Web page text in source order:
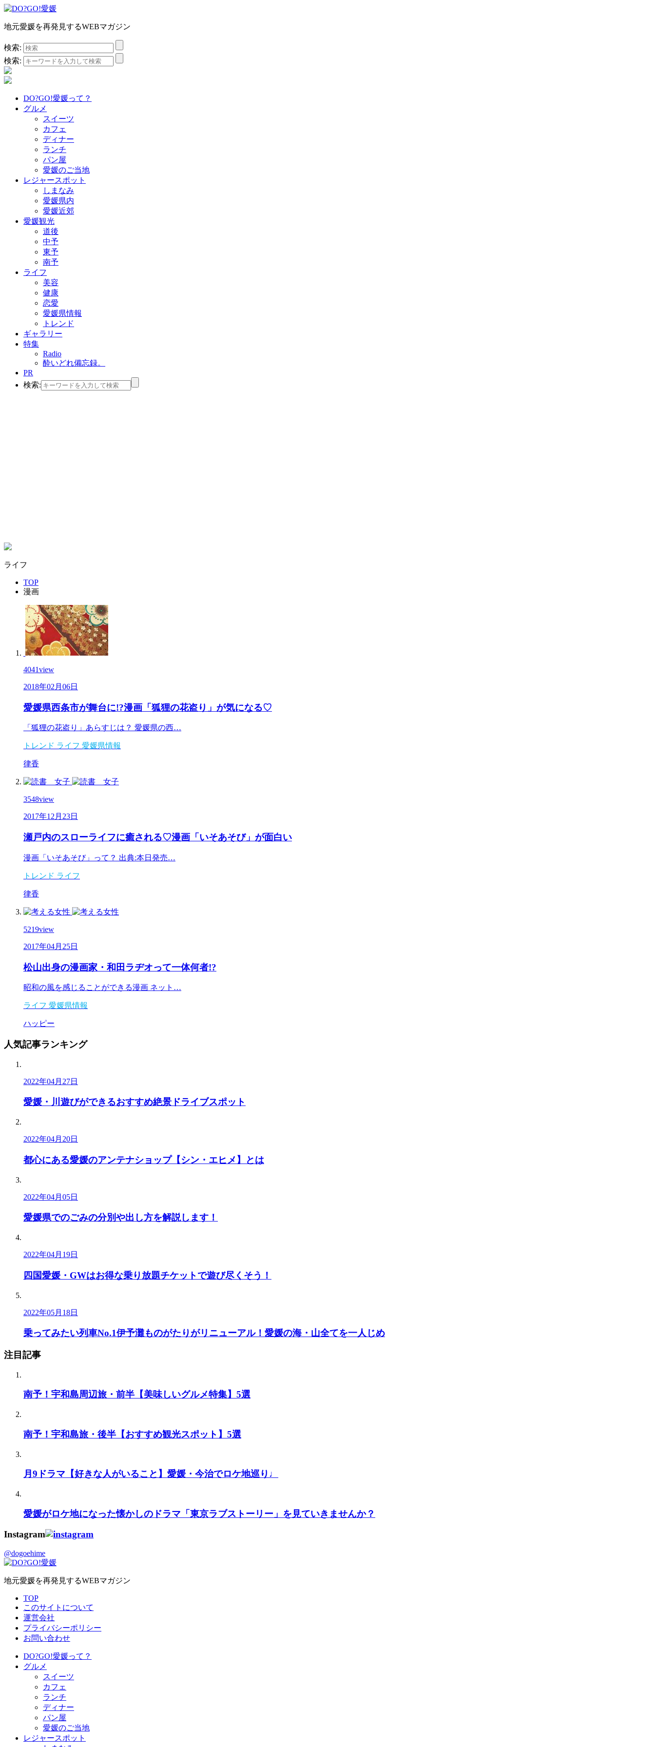
地元愛媛を再発見するWEBマガジン
検索:
検索:
DO?GO!愛媛って？
グルメ
スイーツ
カフェ
ディナー
ランチ
パン屋
愛媛のご当地
レジャースポット
しまなみ
愛媛県内
愛媛近郊
愛媛観光
道後
中予
東予
南予
ライフ
美容
健康
恋愛
愛媛県情報
トレンド
ギャラリー
特集
Radio
酔いどれ備忘録。
PR
検索:
ライフ
TOP
漫画
4041view
2018年02月06日
愛媛県西条市が舞台に!?漫画「狐狸の花盗り」が気になる♡
「狐狸の花盗り」あらすじは？ 愛媛県の西…
トレンド ライフ 愛媛県情報
律香
3548view
2017年12月23日
瀬戸内のスローライフに癒される♡漫画「いそあそび」が面白い
漫画「いそあそび」って？ 出典:本日発売…
トレンド ライフ
律香
5219view
2017年04月25日
松山出身の漫画家・和田ラヂオって一体何者!?
昭和の風を感じることができる漫画 ネット…
ライフ 愛媛県情報
ハッピー
人気記事ランキング
2022年04月27日
愛媛・川遊びができるおすすめ絶景ドライブスポット
2022年04月20日
都心にある愛媛のアンテナショップ【シン・エヒメ】とは
2022年04月05日
愛媛県でのごみの分別や出し方を解説します！
2022年04月19日
四国愛媛・GWはお得な乗り放題チケットで遊び尽くそう！
2022年05月18日
乗ってみたい列車No.1伊予灘ものがたりがリニューアル！愛媛の海・山全てを一人じめ
注目記事
南予！宇和島周辺旅・前半【美味しいグルメ特集】5選
南予！宇和島旅・後半【おすすめ観光スポット】5選
月9ドラマ【好きな人がいること】愛媛・今治でロケ地巡り♩
愛媛がロケ地になった懐かしのドラマ「東京ラブストーリー」を見ていきませんか？
Instagram
@dogoehime
地元愛媛を再発見するWEBマガジン
TOP
このサイトについて
運営会社
プライバシーポリシー
お問い合わせ
DO?GO!愛媛って？
グルメ
スイーツ
カフェ
ランチ
ディナー
パン屋
愛媛のご当地
レジャースポット